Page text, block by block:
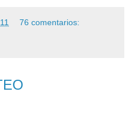
76 comentarios: